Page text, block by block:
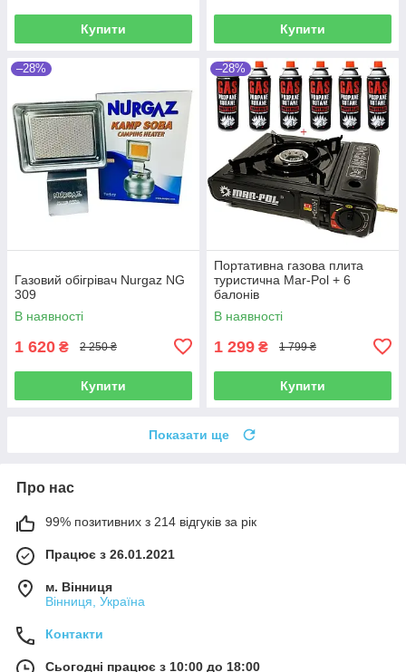
Купити Купити
–28%
Газовий обігрівач Nurgaz NG
309
В наявності
1 620 ₴ 2 250 ₴
Купити
–28%
Портативна газова плита
туристична Mar-Pol + 6
балонів
В наявності
1 299 ₴ 1 799 ₴
Купити
Показати ще
Про нас
99% позитивних з 214 відгуків за рік
Працює з 26.01.2021
м. Вінниця
Вінниця, Україна
Контакти
Сьогодні працює з 10:00 до 18:00